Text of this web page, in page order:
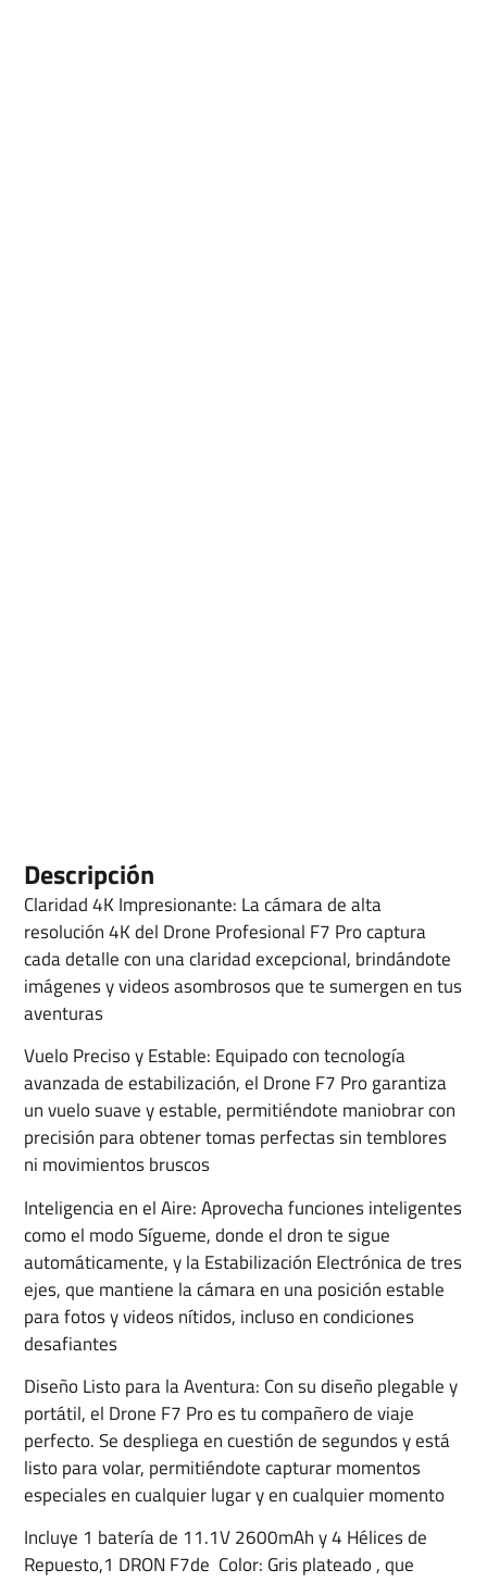
Descripción
Claridad 4K Impresionante: La cámara de alta
resolución 4K del Drone Profesional F7 Pro captura
cada detalle con una claridad excepcional, brindándote
imágenes y videos asombrosos que te sumergen en tus
aventuras
Vuelo Preciso y Estable: Equipado con tecnología
avanzada de estabilización, el Drone F7 Pro garantiza
un vuelo suave y estable, permitiéndote maniobrar con
precisión para obtener tomas perfectas sin temblores
ni movimientos bruscos
Inteligencia en el Aire: Aprovecha funciones inteligentes
como el modo Sígueme, donde el dron te sigue
automáticamente, y la Estabilización Electrónica de tres
ejes, que mantiene la cámara en una posición estable
para fotos y videos nítidos, incluso en condiciones
desafiantes
Diseño Listo para la Aventura: Con su diseño plegable y
portátil, el Drone F7 Pro es tu compañero de viaje
perfecto. Se despliega en cuestión de segundos y está
listo para volar, permitiéndote capturar momentos
especiales en cualquier lugar y en cualquier momento
Incluye 1 batería de 11.1V 2600mAh y 4 Hélices de
Repuesto,1 DRON F7de Color: Gris plateado , que